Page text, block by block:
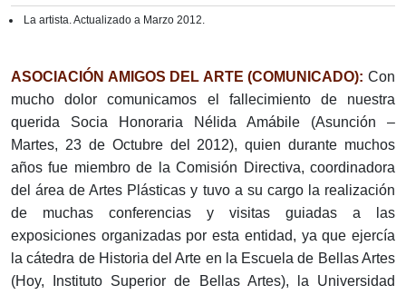
La artista. Actualizado a Marzo 2012.
ASOCIACIÓN AMIGOS DEL ARTE (COMUNICADO): Con
mucho dolor comunicamos el fallecimiento de nuestra
querida Socia Honoraria Nélida Amábile (Asunción –
Martes, 23 de Octubre del 2012), quien durante muchos
años fue miembro de la Comisión Directiva, coordinadora
del área de Artes Plásticas y tuvo a su cargo la realización
de muchas conferencias y visitas guiadas a las
exposiciones organizadas por esta entidad, ya que ejercía
la cátedra de Historia del Arte en la Escuela de Bellas Artes
(Hoy, Instituto Superior de Bellas Artes), la Universidad